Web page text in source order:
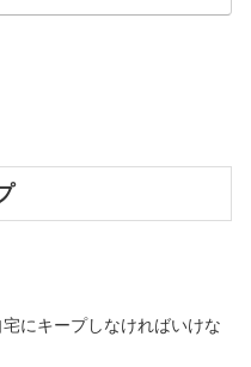
にキープしなければいけな